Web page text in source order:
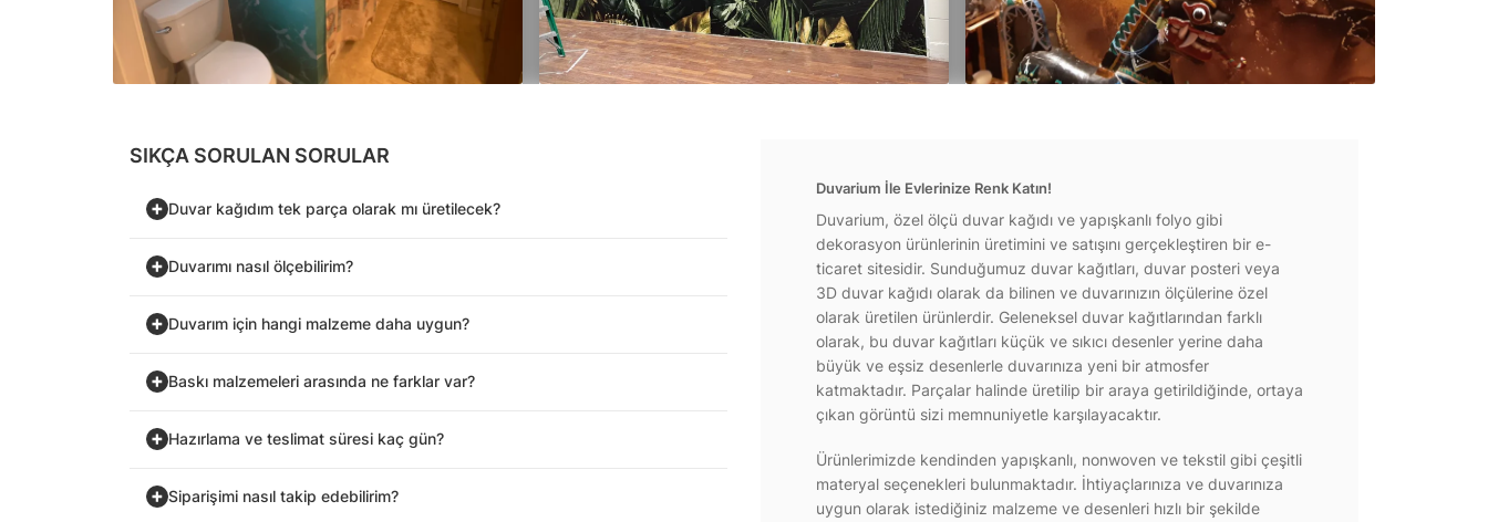
SIKÇA SORULAN SORULAR
Duvar kağıdım tek parça olarak mı üretilecek?
Duvarımı nasıl ölçebilirim?
Duvarım için hangi malzeme daha uygun?
Baskı malzemeleri arasında ne farklar var?
Hazırlama ve teslimat süresi kaç gün?
Siparişimi nasıl takip edebilirim?
Duvarium İle Evlerinize Renk Katın!
Duvarium, özel ölçü duvar kağıdı ve yapışkanlı folyo gibi
dekorasyon ürünlerinin üretimini ve satışını gerçekleştiren bir e-
ticaret sitesidir. Sunduğumuz duvar kağıtları, duvar posteri veya
3D duvar kağıdı olarak da bilinen ve duvarınızın ölçülerine özel
olarak üretilen ürünlerdir. Geleneksel duvar kağıtlarından farklı
olarak, bu duvar kağıtları küçük ve sıkıcı desenler yerine daha
büyük ve eşsiz desenlerle duvarınıza yeni bir atmosfer
katmaktadır. Parçalar halinde üretilip bir araya getirildiğinde, ortaya
çıkan görüntü sizi memnuniyetle karşılayacaktır.
Ürünlerimizde kendinden yapışkanlı, nonwoven ve tekstil gibi çeşitli
materyal seçenekleri bulunmaktadır. İhtiyaçlarınıza ve duvarınıza
uygun olarak istediğiniz malzeme ve desenleri hızlı bir şekilde